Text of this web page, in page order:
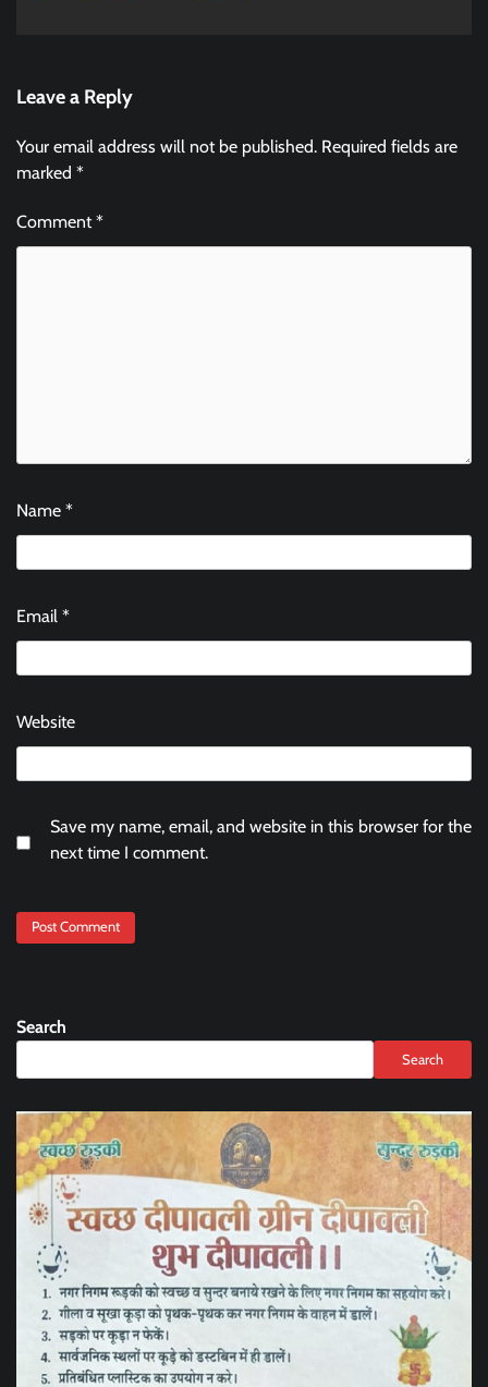
Leave a Reply
Your email address will not be published. Required fields are
marked *
Comment*
Name *
Email *
Website
Save my name, email, and website in this browser for the
next time I comment.
Search
Search